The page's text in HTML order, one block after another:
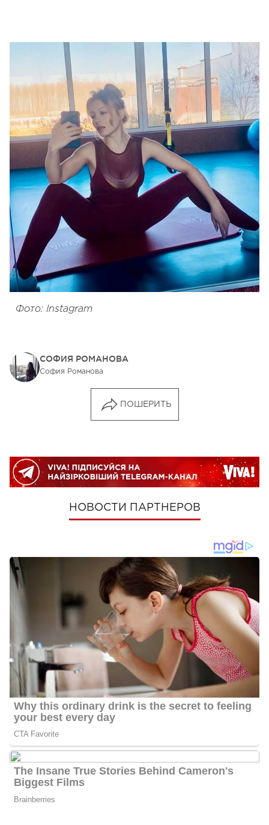
Фото: Instagram
СОФИЯ РОМАНОВА
София Романова
ПОШЕРИТЬ
НОВОСТИ ПАРТНЕРОВ